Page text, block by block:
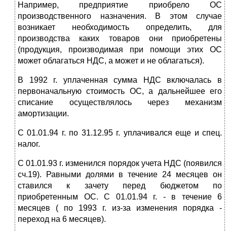
Например, предприятие приобрело ОС
производственного назначения. В этом случае
возникает необходимость определить, для
производства каких товаров они приобретены
(продукция, производимая при помощи этих ОС
может облагаться НДС, а может и не облагаться).
В 1992 г. уплаченная сумма НДС включалась в
первоначальную стоимость ОС, а дальнейшее его
списание осуществлялось через механизм
амортизации.
С 01.01.94 г. по 31.12.95 г. уплачивался еще и спец.
налог.
С 01.01.93 г. изменился порядок учета НДС (появился
сч.19). Равными долями в течение 24 месяцев он
ставился к зачету перед бюджетом по
приобретенным ОС. С 01.01.94 г. - в течение 6
месяцев ( по 1993 г. из-за изменения порядка -
переход на 6 месяцев).